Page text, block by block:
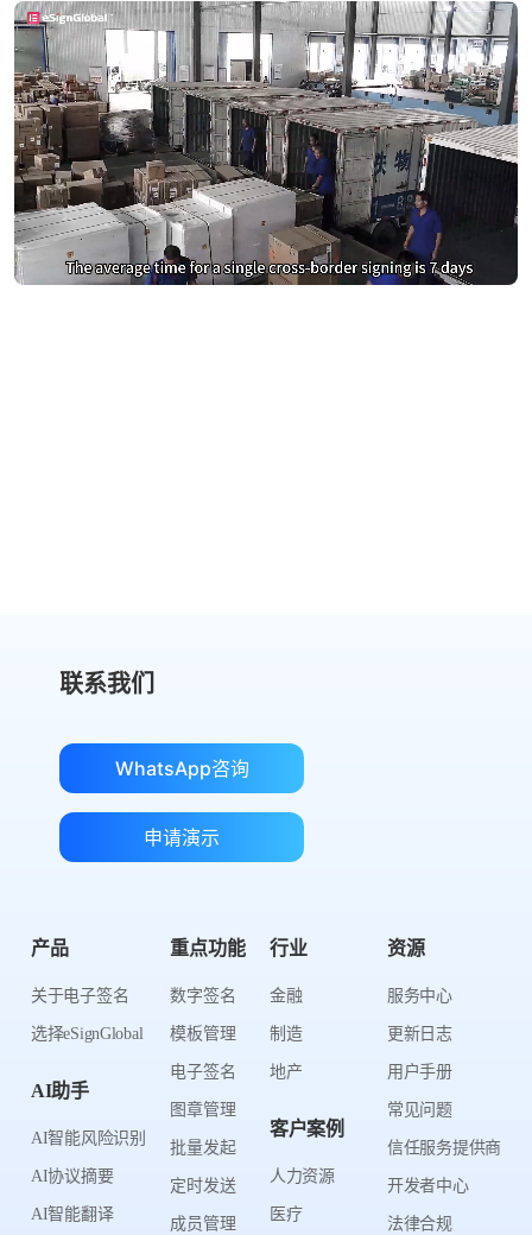
联系我们
WhatsApp咨询
申请演示
产品
关于电子签名
选择eSignGlobal
AI助手
AI智能风险识别
AI协议摘要
AI智能翻译
重点功能
数字签名
模板管理
电子签名
图章管理
批量发起
定时发送
成员管理
行业
金融
制造
地产
客户案例
人力资源
医疗
资源
服务中心
更新日志
用户手册
常见问题
信任服务提供商
开发者中心
法律合规